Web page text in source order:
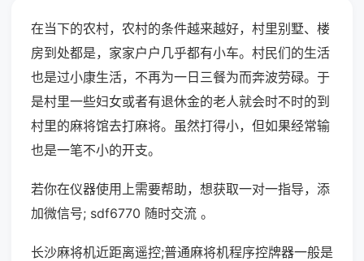
在当下的农村，农村的条件越来越好，村里别墅、楼
房到处都是，家家户户几乎都有小车。村民们的生活
也是过小康生活，不再为一日三餐为而奔波劳碌。于
是村里一些妇女或者有退休金的老人就会时不时的到
村里的麻将馆去打麻将。虽然打得小，但如果经常输
也是一笔不小的开支。
若你在仪器使用上需要帮助，想获取一对一指导，添
加微信号; sdf6770 随时交流 。
长沙麻将机近距离遥控;普通麻将机程序控牌器一般是